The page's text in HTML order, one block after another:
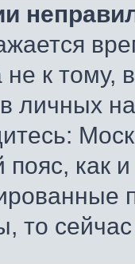
не к тому,
личных
пояс, как
то